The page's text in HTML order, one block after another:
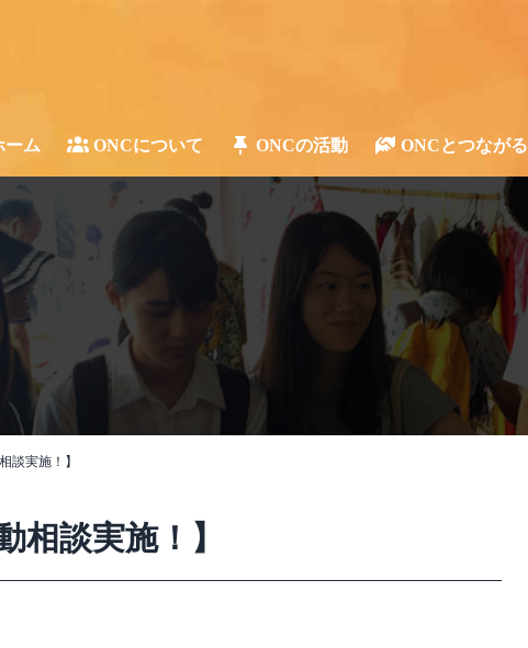
ーム ONCについて ONCの活動 ONCとつながる
談実施！】
相談実施！】